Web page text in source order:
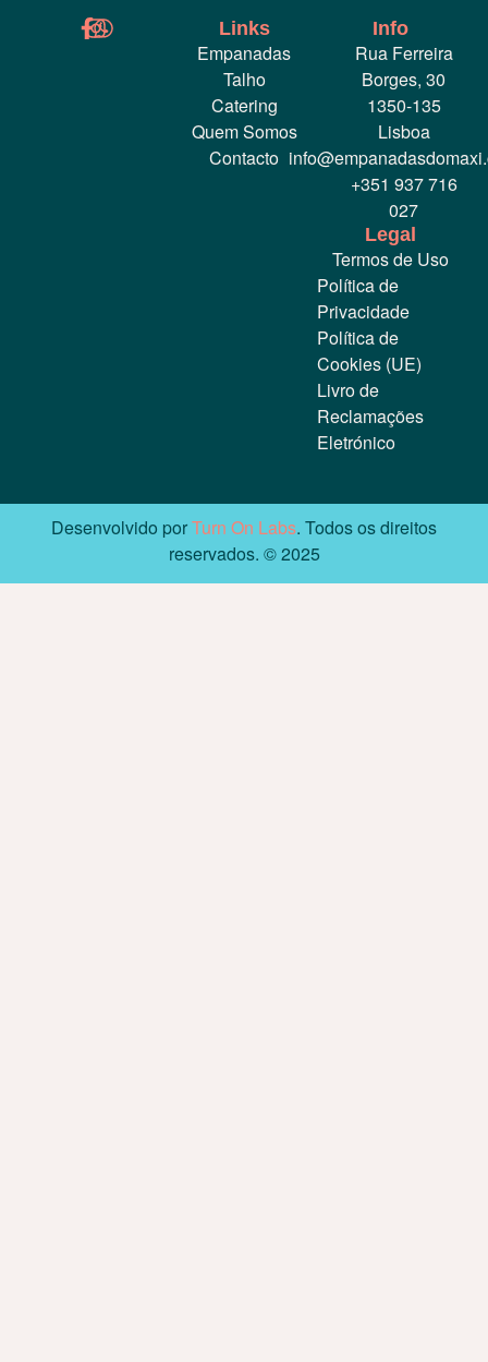
Links
Empanadas
Talho
Catering
Quem Somos
Contacto
Info
Rua Ferreira
Borges, 30
1350-135
Lisboa
+351 937 716
027
Legal
Termos de Uso
Política de
Privacidade
Política de
Cookies (UE)
Livro de
Reclamações
Eletrónico
Desenvolvido porTurn On Labs. Todos os direitos
reservados. © 2025